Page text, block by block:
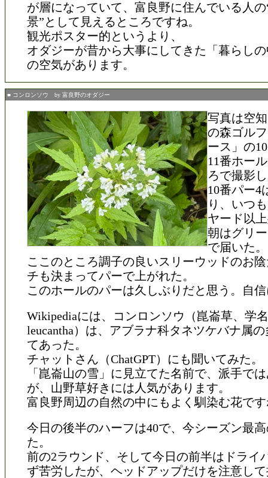
が層になっていて、富良野に住んでいる人
景”として見えるところですね。
観光ポスター的というより、
オダジーが昔から大事にしてきた「暮らし
の空気があります。
■ コンロンソウ by 富良野のオダジー
写真は空
の森ゴル
ース」の
11番ホー
ろで撮影
10番パー4
り、いつ
ヤード以
朝はグリ
で届いた。
ここのところ調子の良いスリーウッドのお
チも決まってパーで上がれた。
このホールのパーは久しぶりだと思う。自
Wikipediaには、コンロンソウ（崑崙草、学
leucantha）は、アブラナ科タネツケバナ属
てあった。
チャットさん（ChatGPT）にも聞いてみた。
「崑崙山の雪」に見立てた名前で、派手で
が、山野草好きには人気があります。
富良野周辺の自然の中にもよく馴染む花で
今日の後半のハーフは40で、今シーズン最
た。
前の2ラウンド、そして今日の前半はドライ
ず苦労したが、ヘッドアップだけを注意し